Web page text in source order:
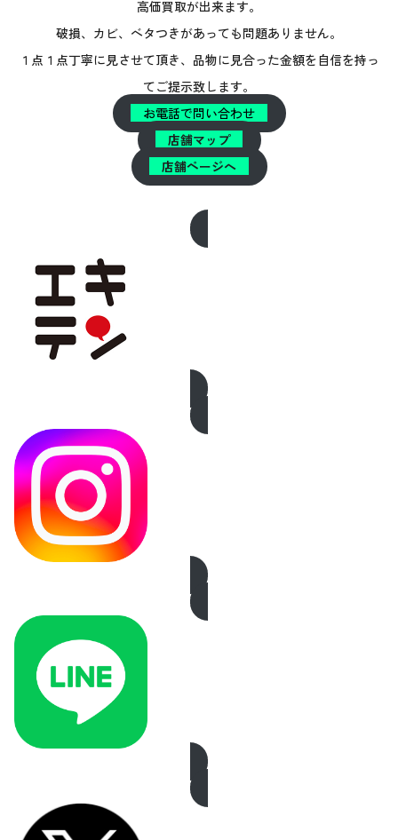
高価買取が出来ます。
破損、カビ、ベタつきがあっても問題ありません。
１点１点丁寧に見させて頂き、品物に見合った金額を自信を持っ
てご提示致します。
お電話で問い合わせ
店舗マップ
店舗ページへ